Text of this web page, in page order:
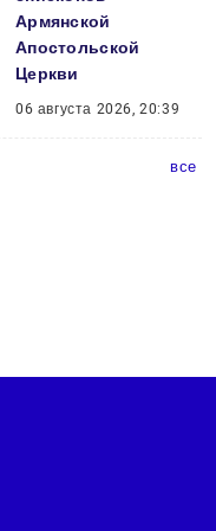
Армянской
Апостольской
Церкви
06 августа 2026, 20:39
все